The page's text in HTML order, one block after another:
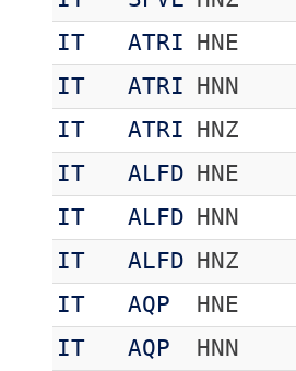
IT
ATRI HNE
IT
ATRI HNN
IT
ATRI HNZ
IT
ALFD HNE
IT
ALFD HNN
IT
ALFD HNZ
IT
AQP HNE
IT
AQP HNN